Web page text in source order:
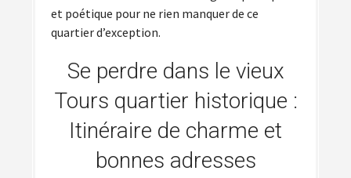
et poétique pour ne rien manquer de ce
quartier d’exception.
Se perdre dans le vieux
Tours quartier historique :
Itinéraire de charme et
bonnes adresses